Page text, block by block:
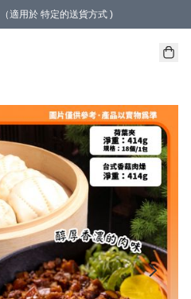
適用於 特定的送貨方式 )